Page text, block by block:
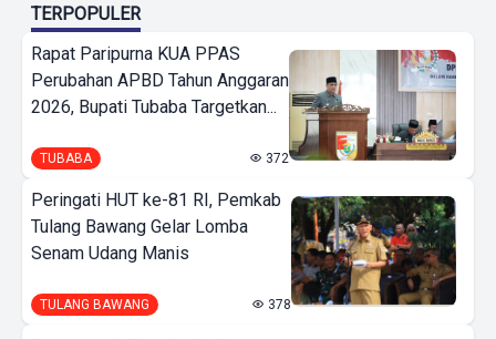
TERPOPULER
Rapat Paripurna KUA PPAS
Perubahan APBD Tahun Anggaran
2026, Bupati Tubaba Targetkan...
TUBABA 372
Peringati HUT ke-81 RI, Pemkab
Tulang Bawang Gelar Lomba
Senam Udang Manis
TULANG BAWANG 378